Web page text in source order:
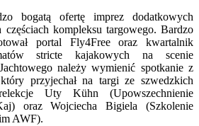
bogatą ofertę imprez dodatkowych
kompleksu targowego. Bardzo
portal Fly4Free oraz kwartalnik
stricte kajakowych na scenie
należy wymienić spotkanie z
przyjechał na targi ze szwedzkich
Uty Kühn (Upowszechnienie
oraz Wojciecha Bigiela (Szkolenie
AWF).